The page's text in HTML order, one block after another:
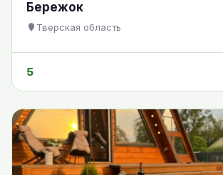
Бережок
Тверская область
5